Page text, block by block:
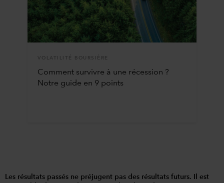
VOLATILITÉ BOURSIÈRE
Comment survivre à une récession ?
Notre guide en 9 points
Les résultats passés ne préjugent pas des résultats futurs. Il est